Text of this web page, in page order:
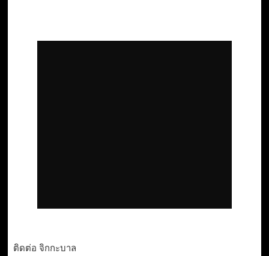
ติดต่อ จิกกะบาล